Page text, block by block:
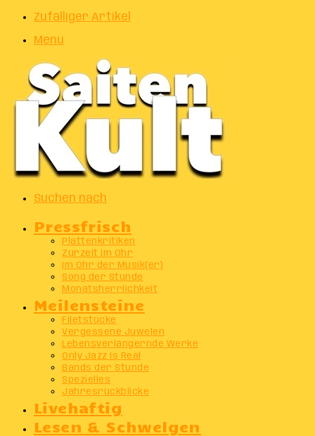
Zufälliger Artikel
Menu
Suchen nach
Pressfrisch
Plattenkritiken
Zurzeit im Ohr
Im Ohr der Musik(er)
Song der Stunde
Monatsherrlichkeit
Meilensteine
Filetstücke
Vergessene Juwelen
Lebensverlängernde Werke
Only Jazz Is Real
Bands der Stunde
Spezielles
Jahresrückblicke
Livehaftig
Lesen & Schwelgen